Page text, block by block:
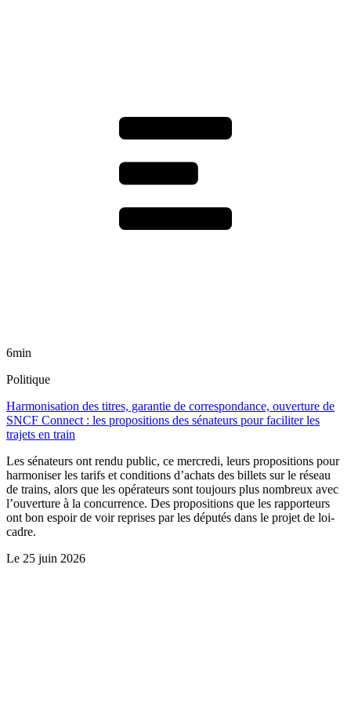
6min
Politique
Harmonisation des titres, garantie de correspondance, ouverture de
SNCF Connect : les propositions des sénateurs pour faciliter les
trajets en train
Les sénateurs ont rendu public, ce mercredi, leurs propositions pour
harmoniser les tarifs et conditions d’achats des billets sur le réseau
de trains, alors que les opérateurs sont toujours plus nombreux avec
l’ouverture à la concurrence. Des propositions que les rapporteurs
ont bon espoir de voir reprises par les députés dans le projet de loi-
cadre.
Le 25 juin 2026